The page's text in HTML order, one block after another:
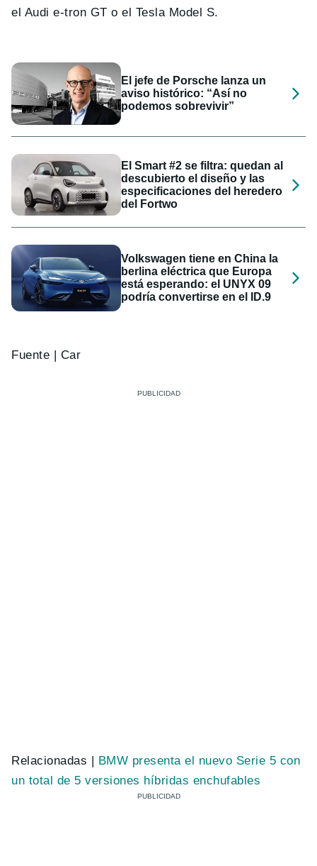
el Audi e-tron GT o el Tesla Model S.
El jefe de Porsche lanza un
aviso histórico: “Así no
podemos sobrevivir”
El Smart #2 se filtra: quedan al
descubierto el diseño y las
especificaciones del heredero
del Fortwo
Volkswagen tiene en China la
berlina eléctrica que Europa
está esperando: el UNYX 09
podría convertirse en el ID.9
Fuente | Car
Relacionadas | BMW presenta el nuevo Serie 5 con
un total de 5 versiones híbridas enchufables